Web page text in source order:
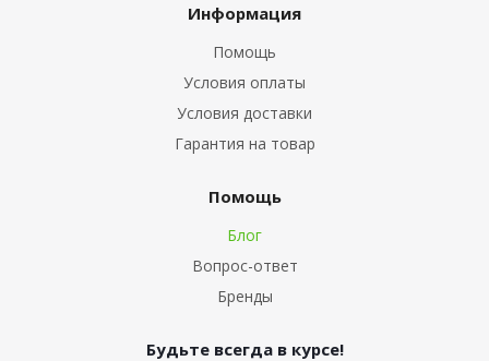
Информация
Помощь
Условия оплаты
Условия доставки
Гарантия на товар
Помощь
Блог
Вопрос-ответ
Бренды
Будьте всегда в курсе!